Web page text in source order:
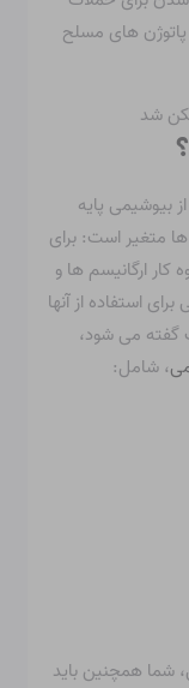
پاتوژن های مسلح
شد
بیوشیمی پایه
متغیر است: برای
کار ارگانیسم ها و
استفاده از آنها
گفته می شود،
، شامل:
شما همچنین باید